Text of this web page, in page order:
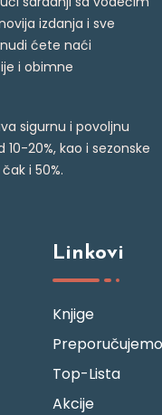
izdanja i sve
ćete naći
i obimne
sigurnu i povoljnu
20%, kao i sezonske
i 50%.
Linkovi
Knjige
Preporučujemo
Top-Lista
Akcije